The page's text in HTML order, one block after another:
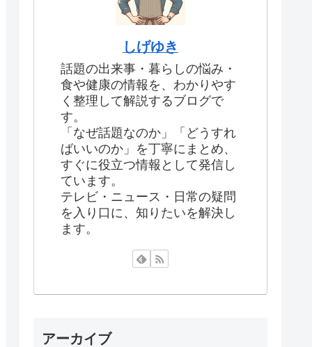
しげゆき
話題の出来事・暮らしの悩み・
食や健康の情報を、わかりやす
く整理して解説するブログで
す。
「なぜ話題なのか」「どうすれ
ばいいのか」を丁寧にまとめ、
すぐに役立つ情報として発信し
ています。
テレビ・ニュース・日常の疑問
を入り口に、知りたいを解決し
ます。
アーカイブ